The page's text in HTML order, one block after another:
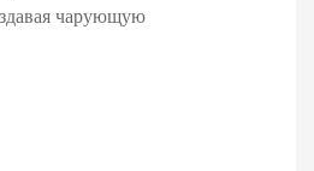
чарующую